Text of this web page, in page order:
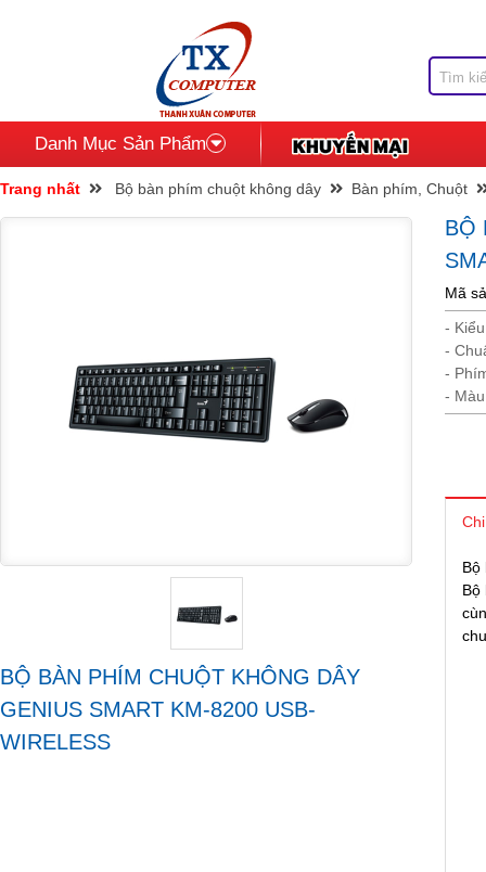
Danh Mục Sản Phẩm
Trang nhất Bộ bàn phím chuột không dây Bàn phím, Chuột
BỘ BÀN PHÍM CHUỘT KHÔNG DÂY
GENIUS SMART KM-8200 USB-
WIRELESS
BỘ
Mã
-
-
-
-
Bộ
Bộ